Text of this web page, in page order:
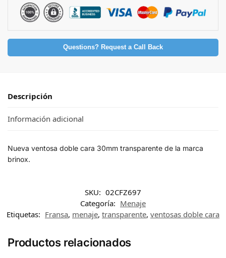
Questions? Request a Call Back
Descripción
Información adicional
Nueva ventosa doble cara 30mm transparente de la marca
brinox.
SKU: 02CFZ697
Categoría: Menaje
Etiquetas: Fransa, menaje, transparente, ventosas doble cara
Productos relacionados